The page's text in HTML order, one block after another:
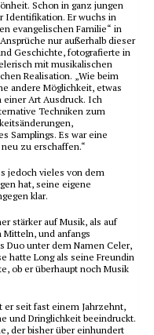
Schon in ganz jungen
Identifikation. Er wuchs in
evangelischen Familie“ in
nur außerhalb dieser
Geschichte, fotografierte in
mit musikalischen
Realisation. „Wie beim
andere Möglichkeit, etwas
einer Art Ausdruck. Ich
Techniken zum
Samplings. Es war eine
zu erschaffen.“
jedoch vieles von dem
hat, seine eigene
klar.
stärker auf Musik, als auf
und anfangs
Duo unter dem Namen Celer,
hatte Long als seine Freundin
ob er überhaupt noch Musik
er seit fast einem Jahrzehnt,
und Dringlichkeit beeindruckt.
der bisher über einhundert